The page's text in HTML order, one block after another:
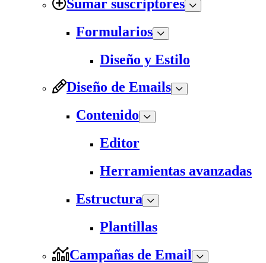
Sumar suscriptores
Formularios
Diseño y Estilo
Diseño de Emails
Contenido
Editor
Herramientas avanzadas
Estructura
Plantillas
Campañas de Email